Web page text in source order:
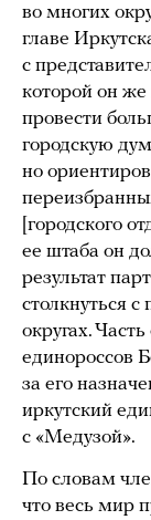
во многих
главе
с
которой он же
провести
городскую
но
[городского
ее штаба он
результат
столкнуться
округах.
единороссов
за его
иркутский
с «Медузой».
По словам
что весь мир